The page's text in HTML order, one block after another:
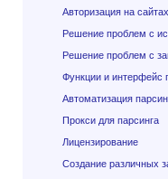
Авторизация на сайтах
Решение проблем с
Решение проблем с
Функции и интерфейс
Автоматизация
Прокси для парсинга
Лицензирование
Создание различных